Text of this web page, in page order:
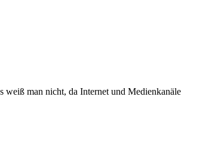
weiß man nicht, da Internet und Medienkanäle